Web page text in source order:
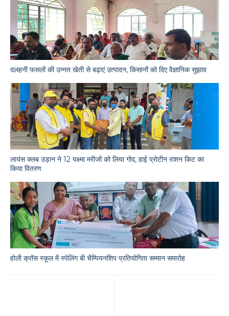
दलहनी फसलों की उन्नत खेती से बढ़ाएं उत्पादन, किसानों को दिए वैज्ञानिक सुझाव
लायंस क्लब उड़ान ने 12 यक्ष्मा मरीजों को लिया गोद, हाई प्रोटीन राशन किट का
किया वितरण
होली क्रॉस स्कूल में स्पेलिंग बी चैम्पियनशिप प्रतियोगिता सम्मान समारोह